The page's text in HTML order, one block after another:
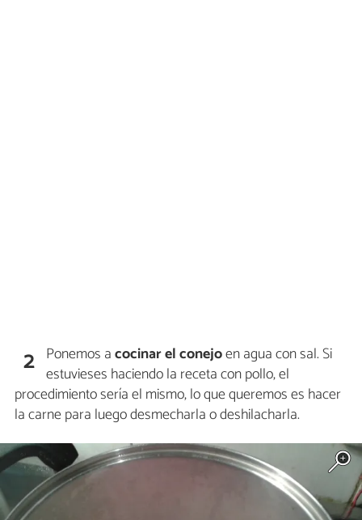
2 Ponemos acocinar el conejoen agua con sal. Si
estuvieses haciendo la receta con pollo, el
procedimiento sería el mismo, lo que queremos es hacer
la carne para luego desmecharla o deshilacharla.